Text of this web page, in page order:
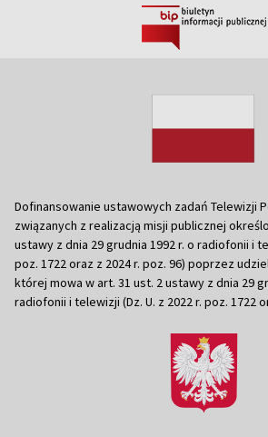
Dofinansowanie ustawowych zadań Telewizji
związanych z realizacją misji publicznej
ustawy z dnia 29 grudnia 1992 r. o radiofonii i
poz. 1722 oraz z 2024 r. poz. 96) poprzez
której mowa w art. 31 ust. 2 ustawy z dnia 29
radiofonii i telewizji (Dz. U. z 2022 r. poz. 1722